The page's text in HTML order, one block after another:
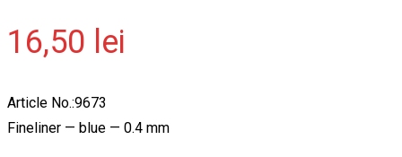
16,50 lei
Article No.:9673
Fineliner — blue — 0.4 mm